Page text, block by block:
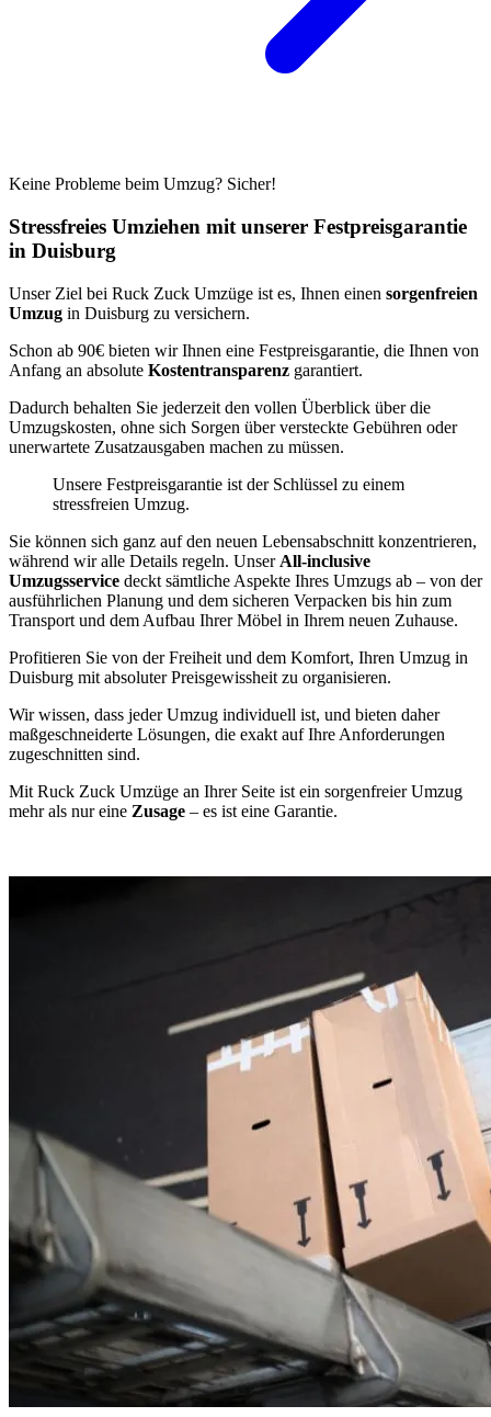
Keine Probleme beim Umzug? Sicher!
Stressfreies Umziehen mit unserer Festpreisgarantie
in Duisburg
Unser Ziel bei Ruck Zuck Umzüge ist es, Ihnen einen sorgenfreien
Umzug in Duisburg zu versichern.
Schon ab 90€ bieten wir Ihnen eine Festpreisgarantie, die Ihnen von
Anfang an absolute Kostentransparenz garantiert.
Dadurch behalten Sie jederzeit den vollen Überblick über die
Umzugskosten, ohne sich Sorgen über versteckte Gebühren oder
unerwartete Zusatzausgaben machen zu müssen.
Unsere Festpreisgarantie ist der Schlüssel zu einem
stressfreien Umzug.
Sie können sich ganz auf den neuen Lebensabschnitt konzentrieren,
während wir alle Details regeln. Unser All-inclusive
Umzugsservice deckt sämtliche Aspekte Ihres Umzugs ab – von der
ausführlichen Planung und dem sicheren Verpacken bis hin zum
Transport und dem Aufbau Ihrer Möbel in Ihrem neuen Zuhause.
Profitieren Sie von der Freiheit und dem Komfort, Ihren Umzug in
Duisburg mit absoluter Preisgewissheit zu organisieren.
Wir wissen, dass jeder Umzug individuell ist, und bieten daher
maßgeschneiderte Lösungen, die exakt auf Ihre Anforderungen
zugeschnitten sind.
Mit Ruck Zuck Umzüge an Ihrer Seite ist ein sorgenfreier Umzug
mehr als nur eine Zusage – es ist eine Garantie.